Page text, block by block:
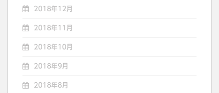
2018年12月
2018年11月
2018年10月
2018年9月
2018年8月